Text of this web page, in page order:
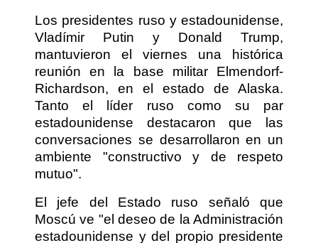
Los presidentes ruso y estadounidense,
Vladímir Putin y Donald Trump,
mantuvieron el viernes una histórica
reunión en la base militar Elmendorf-
Richardson, en el estado de Alaska.
Tanto el líder ruso como su par
estadounidense destacaron que las
conversaciones se desarrollaron en un
ambiente "constructivo y de respeto
mutuo".
El jefe del Estado ruso señaló que
Moscú ve "el deseo de la Administración
estadounidense y del propio presidente